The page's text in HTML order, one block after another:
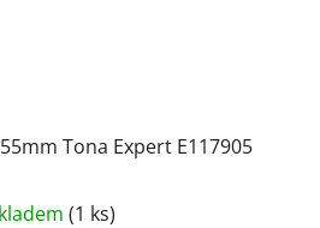
Tona Expert E117905
(1 ks)